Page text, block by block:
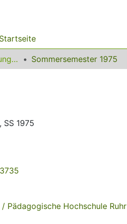
Personal- und Vorlesungsverzeichnis / Pädagogische Hochschule Ruhr Sommersemester 1975
1975
Pädagogische Hochschule Ruhr